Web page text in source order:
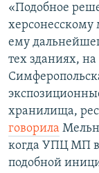
«Подобное
херсонесскому
ему
тех зданиях,
хранилища,
говорила
когда УПЦ МП в
подобной